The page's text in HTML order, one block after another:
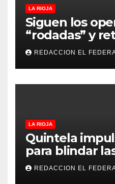
LA RIOJA
Siguen los
“rodadas” y
motocicletas
REDACCION EL
LA RIOJA
Quintela
para blindar
de La Rioja:
principales
REDACCION EL